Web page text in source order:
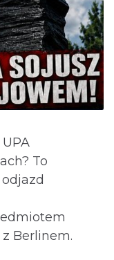
To
Berlinem.⁩